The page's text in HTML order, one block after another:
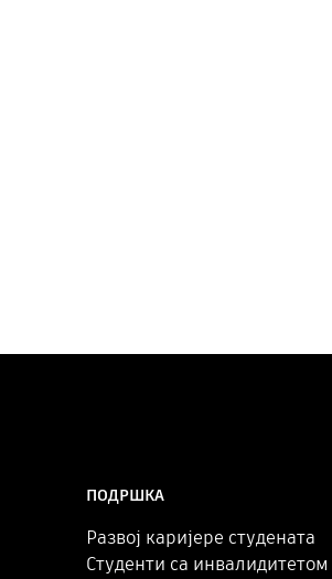
ПОДРШКА
Развој каријере студената
Студенти са инвалидитетом